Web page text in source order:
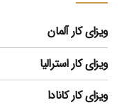
ویزای کار آلمان
ویزای کار استرالیا
ویزای کار کانادا